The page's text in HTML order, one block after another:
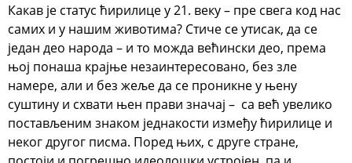
Какав је статус ћирилице у 21. веку – пре свега код нас
самих и у нашим животима? Стиче се утисак, да се
један део народа – и то можда већински део, према
њој понаша крајње незаинтересовано, без зле
намере, али и без жеље да се проникне у њену
суштину и схвати њен прави значај – са већ увелико
постављеним знаком једнакости између ћирилице и
неког другог писма. Поред њих, с друге стране,